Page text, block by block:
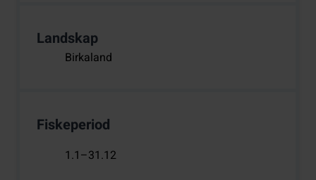
Landskap
Birkaland
Fiskeperiod
1.1–31.12